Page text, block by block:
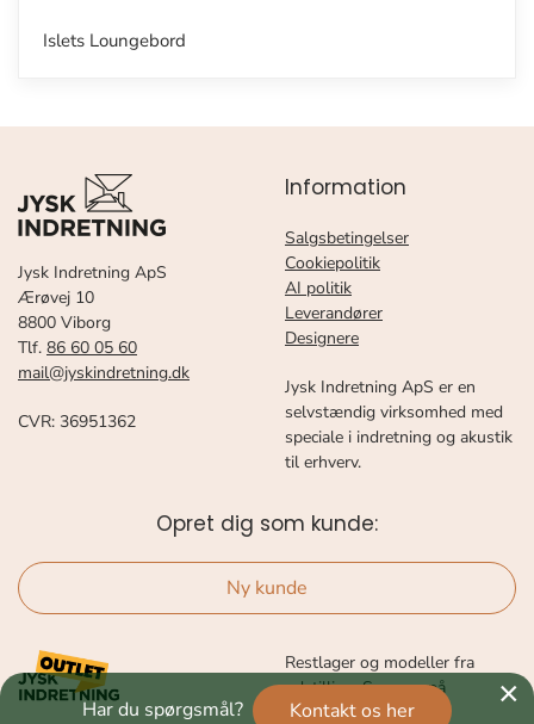
Islets Loungebord
Jysk Indretning ApS
Ærøvej 10
8800 Viborg
Tlf. 86 60 05 60
mail@jyskindretning.dk
CVR: 36951362
Information
Salgsbetingelser
Cookiepolitik
AI politik
Leverandører
Designere
Jysk Indretning ApS er en
selvstændig virksomhed med
speciale i indretning og akustik
til erhverv.
Opret dig som kunde:
Ny kunde
Restlager og modeller fra
udstilling. Se mere på
Facebook OUTLET.
×
Har du spørgsmål? Kontakt os her